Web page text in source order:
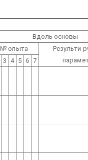
Вдоль основы
№ опыта
Результи
3 4 5 6 7